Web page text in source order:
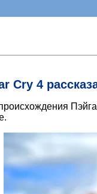
Cry 4
происхождения